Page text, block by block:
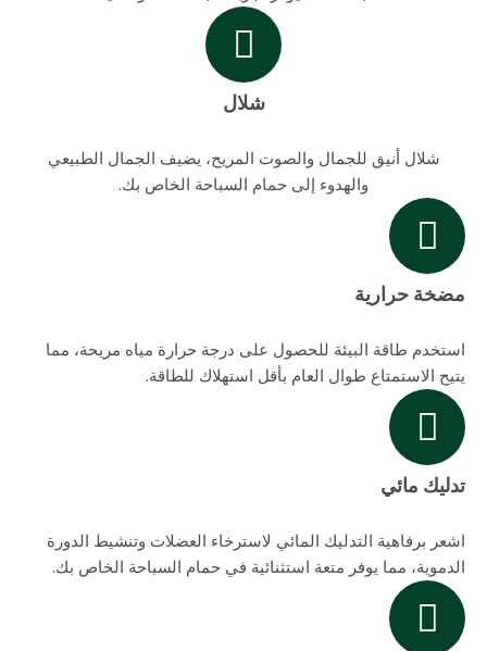
شلال
شلال أنيق للجمال والصوت المريح، يضيف الجمال الطبيعي
والهدوء إلى حمام السباحة الخاص بك.
مضخة حرارية
استخدم طاقة البيئة للحصول على درجة حرارة مياه مريحة، مما
يتيح الاستمتاع طوال العام بأقل استهلاك للطاقة.
تدليك مائي
اشعر برفاهية التدليك المائي لاسترخاء العضلات وتنشيط الدورة
الدموية، مما يوفر متعة استثنائية في حمام السباحة الخاص بك.